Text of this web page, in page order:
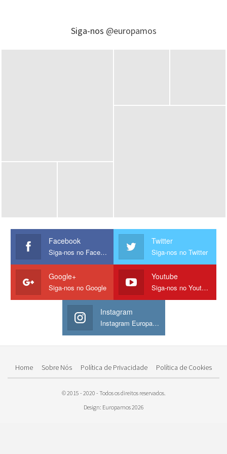
Siga-nos @europamos
Facebook
Siga-nos no Facebook
Twitter
Siga-nos no Twitter
Google+
Siga-nos no Google
Youtube
Siga-nos no Youtube
Instagram
Instagram Europamos
Home Sobre Nós Política de Privacidade Política de Cookies
© 2015 - 2020 - Todos os direitos reservados.
Design: Europamos 2026